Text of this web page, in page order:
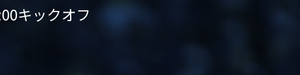
キックオフ